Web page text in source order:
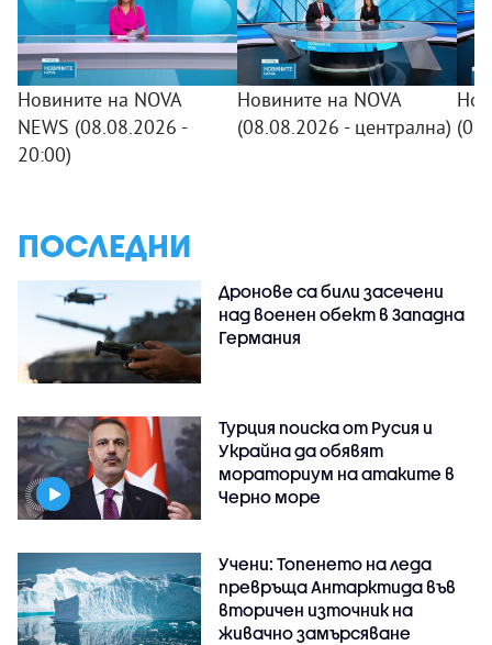
Новините на NOVA
NEWS (08.08.2026 -
20:00)
Новините на NOVA
(08.08.2026 - централна)
ПОСЛЕДНИ
Дронове са били засечени
над военен обект в Западна
Германия
Турция поиска от Русия и
Украйна да обявят
мораториум на атаките в
Черно море
Учени: Топенето на леда
превръща Антарктида във
вторичен източник на
живачно замърсяване